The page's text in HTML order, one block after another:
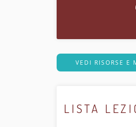
VEDI RISORSE E
LISTA